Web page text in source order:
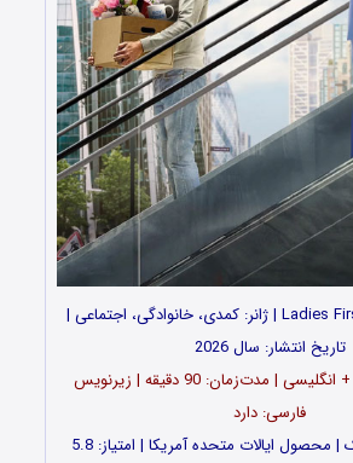
– Ladies First | ژانر: کمدی، خانوادگی، اجتماعی |
تاریخ انتشار: سال 2026
زبان: دوبله فارسی + انگلیسی | مدت‌زمان: 90 دقیقه | زیرنویس
فارسی: دارد
| محصول ایالات متحده آمریکا | امتیاز: 5.8